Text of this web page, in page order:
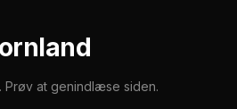
Prøv at genindlæse siden.